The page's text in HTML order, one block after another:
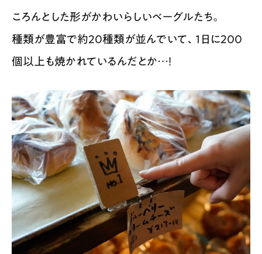
ころんとした形がかわいらしいベーグルたち。
種類が豊富で約20種類が並んでいて、1日に200
個以上も焼かれているんだとか…！